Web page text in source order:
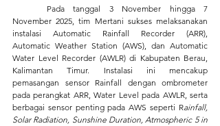
November 2025, tim Mertani sukses melaksanakan
instalasi Automatic Rainfall Recorder (ARR),
Automatic Weather Station (AWS), dan Automatic
Water Level Recorder (AWLR) di Kabupaten Berau,
Kalimantan Timur. Instalasi ini mencakup
pemasangan sensor Rainfall dengan ombrometer
pada perangkat ARR, Water Level pada AWLR, serta
berbagai sensor penting pada AWS seperti Rainfall,
Solar Radiation, Sunshine Duration, Atmospheric 5 in